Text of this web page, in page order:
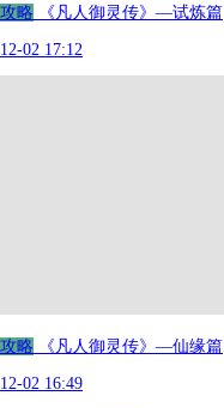
攻略 《凡人御灵传》—试炼篇
12-02 17:12
攻略 《凡人御灵传》—仙缘篇
12-02 16:49